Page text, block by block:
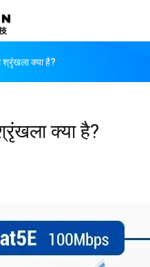
क्या है?
क्या है?